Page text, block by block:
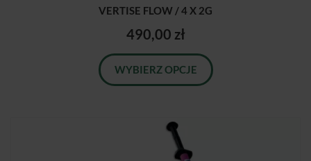
VERTISE FLOW / 4 X 2G
490,00 zł
WYBIERZ OPCJE